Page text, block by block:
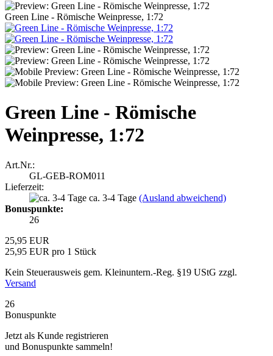
Green Line - Römische Weinpresse, 1:72
Green Line - Römische
Weinpresse, 1:72
Art.Nr.:
GL-GEB-ROM011
Lieferzeit:
ca. 3-4 Tage (Ausland abweichend)
Bonuspunkte:
26
25,95 EUR
25,95 EUR pro 1 Stück
Kein Steuerausweis gem. Kleinuntern.-Reg. §19 UStG zzgl.
Versand
26
Bonuspunkte
Jetzt als Kunde registrieren
und Bonuspunkte sammeln!